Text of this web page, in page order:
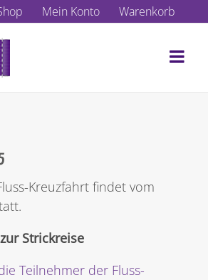
Mein Konto Warenkorb
Kreuzfahrt findet vom
Strickreise
Teilnehmer der Fluss-